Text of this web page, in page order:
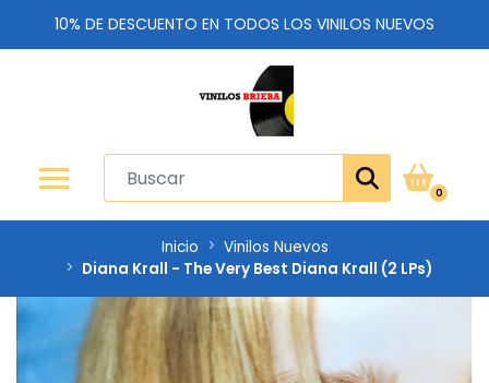
10% DE DESCUENTO EN TODOS LOS VINILOS NUEVOS
0
Inicio
Vinilos Nuevos
Diana Krall - The Very Best Diana Krall (2 LPs)